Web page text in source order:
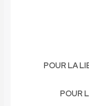
POUR